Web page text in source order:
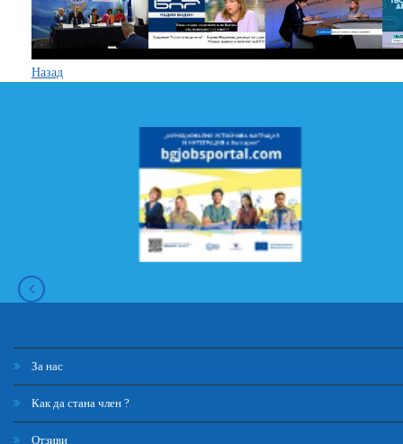
Назад
За нас
Как да стана член ?
Отзиви